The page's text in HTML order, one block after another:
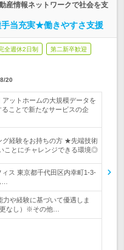
産情報ネットワークで社会を支
手当充実★働きやすさ支援
全週休2日制 第二新卒歓迎
20
アットホームの大規模データを
ことで新たなサービスの企
グ経験をお持ちの方 ★先端技術
ことにチャレンジできる環境◎
ス 東京都千代田区内幸町1-3-
や経験に基づいて優遇しま
なし）※その他…